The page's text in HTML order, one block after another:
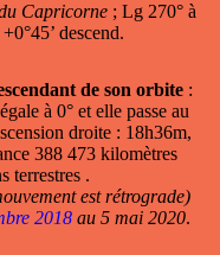
Capricorne; Lg 270° à
descend.
de son orbite:
à 0° et elle passe au
droite : 18h36m,
388 473 kilomètres
terrestres .
est rétrograde)
2018 au 5 mai 2020.